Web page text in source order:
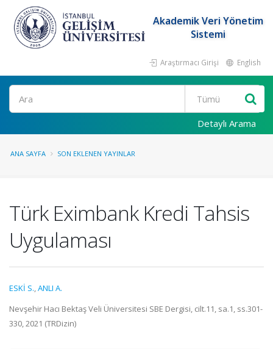
Akademik Veri Yönetim
Sistemi
Araştırmacı Girişi English
Ara
Detaylı Arama
ANA SAYFA SON EKLENEN YAYINLAR
Türk Eximbank Kredi Tahsis
Uygulaması
ESKİ S.,ANLI A.
Nevşehir Hacı Bektaş Veli Üniversitesi SBE Dergisi, cilt.11, sa.1, ss.301-
330, 2021 (TRDizin)